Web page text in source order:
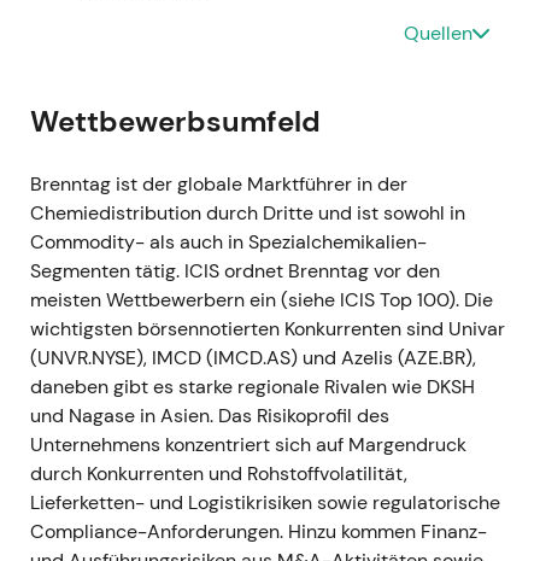
aktivistisch anmutender Kapitalallokation. -
Bewertungsneubewertung nach oben; später erste
Normalisierung von Volumina und Margen trotz der
Kapitalrückflüsse einzupreisen begannen[9].
---
2023 — Geschäftsjahr 2023 & strategischer
Neuausrichtung (berichtet März 2024)
- Das Unternehmen lieferte das zweitbeste Jahr
seiner Geschichte: operativer Bruttogewinn ca.
4,0418 Mrd. EUR (−3,7 % ggü. 2022) und operatives
EBITA ca. 1.265 Mio. EUR (−13,1 %); rekordhoher Free
Cashflow ca. 1.712 Mio. EUR; acht M&A-
Transaktionen mit einem Gesamtunternehmenswert
Quellen
Wettbewerbsumfeld
Brenntag ist der globale Marktführer in der
Chemiedistribution durch Dritte und ist sowohl in
Commodity- als auch in Spezialchemikalien-
Segmenten tätig. ICIS ordnet Brenntag vor den
meisten Wettbewerbern ein (siehe ICIS Top 100). Die
wichtigsten börsennotierten Konkurrenten sind Univar
(UNVR.NYSE), IMCD (IMCD.AS) und Azelis (AZE.BR),
daneben gibt es starke regionale Rivalen wie DKSH
und Nagase in Asien. Das Risikoprofil des
Unternehmens konzentriert sich auf Margendruck
durch Konkurrenten und Rohstoffvolatilität,
Lieferketten- und Logistikrisiken sowie regulatorische
Compliance-Anforderungen. Hinzu kommen Finanz-